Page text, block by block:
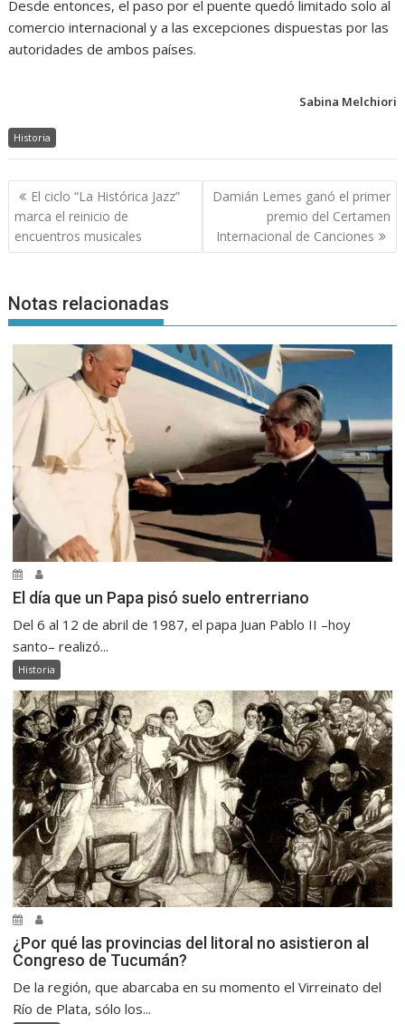
Desde entonces, el paso por el puente quedó limitado solo al
comercio internacional y a las excepciones dispuestas por las
autoridades de ambos países.
Sabina Melchiori
Historia
Navegación
de
entradas
El ciclo “La Histórica Jazz”
marca el reinicio de
encuentros musicales
Damián Lemes ganó el primer
premio del Certamen
Internacional de Canciones
Notas relacionadas
El día que un Papa pisó suelo entrerriano
Del 6 al 12 de abril de 1987, el papa Juan Pablo II –hoy
santo– realizó...
Historia
¿Por qué las provincias del litoral no asistieron al
Congreso de Tucumán?
De la región, que abarcaba en su momento el Virreinato del
Río de Plata, sólo los...